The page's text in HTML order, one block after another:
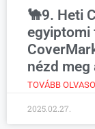
🐪9. Heti
egyiptomi
nézd
TOVÁBB
2025.02.27.